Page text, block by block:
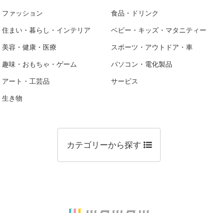
ファッション 食品・ドリンク
住まい・暮らし・インテリア ベビー・キッズ・マタニティー
美容・健康・医療 スポーツ・アウトドア・車
趣味・おもちゃ・ゲーム パソコン・電化製品
アート・工芸品 サービス
生き物
カテゴリーから探す